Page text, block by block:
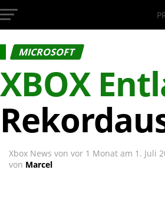
InsideXbox.de
MICROSOFT
XBOX
Xbox News von vor 1 Monat am 1. Juli
von Marcel